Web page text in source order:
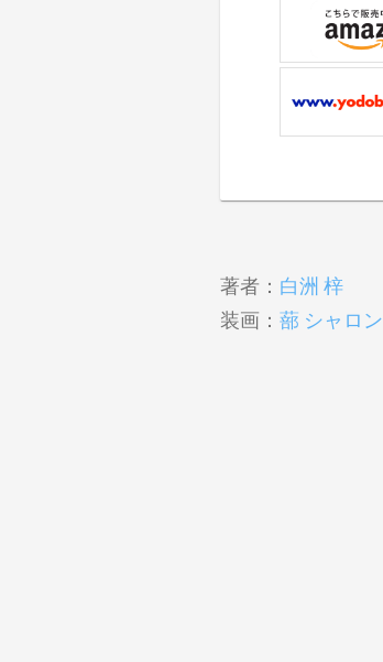
著者： 白洲 梓
装画： 蔀 シャロン